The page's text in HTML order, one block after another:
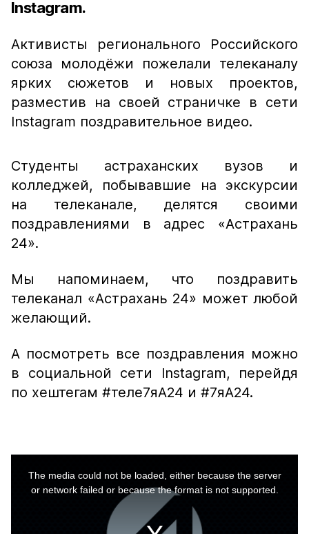
Instagram.
Активисты регионального Российского
союза молодёжи пожелали телеканалу
ярких сюжетов и новых проектов,
разместив на своей страничке в сети
Instagram поздравительное видео.
Студенты астраханских вузов и
колледжей, побывавшие на экскурсии
на телеканале, делятся своими
поздравлениями в адрес «Астрахань
24».
Мы напоминаем, что поздравить
телеканал «Астрахань 24» может любой
желающий.
А посмотреть все поздравления можно
в социальной сети Instagram, перейдя
по хештегам #теле7яА24 и #7яА24.
The media could not be loaded, either because the server
or network failed or because the format is not supported.